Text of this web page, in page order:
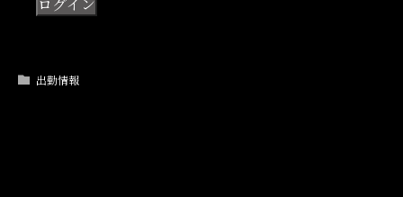
出勤情報